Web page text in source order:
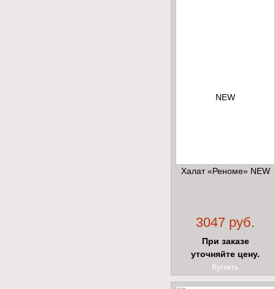
Халат «Реноме» NEW
3047 руб.
При заказе
уточняйте цену.
Купить